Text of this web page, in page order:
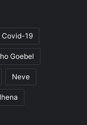
Covid-19
Goebel
Neve